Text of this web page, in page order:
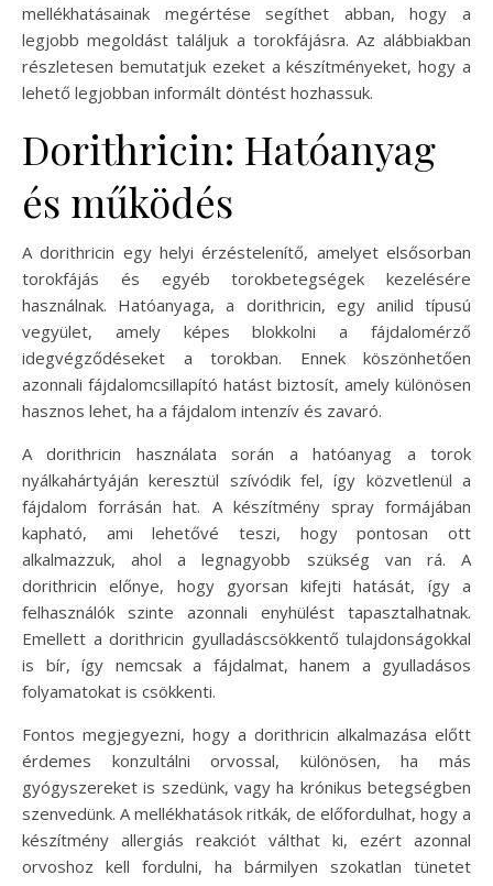
mellékhatásainak megértése segíthet abban, hogy a
legjobb megoldást találjuk a torokfájásra. Az alábbiakban
részletesen bemutatjuk ezeket a készítményeket, hogy a
lehető legjobban informált döntést hozhassuk.
Dorithricin: Hatóanyag
és működés
A dorithricin egy helyi érzéstelenítő, amelyet elsősorban
torokfájás és egyéb torokbetegségek kezelésére
használnak. Hatóanyaga, a dorithricin, egy anilid típusú
vegyület, amely képes blokkolni a fájdalomérző
idegvégződéseket a torokban. Ennek köszönhetően
azonnali fájdalomcsillapító hatást biztosít, amely különösen
hasznos lehet, ha a fájdalom intenzív és zavaró.
A dorithricin használata során a hatóanyag a torok
nyálkahártyáján keresztül szívódik fel, így közvetlenül a
fájdalom forrásán hat. A készítmény spray formájában
kapható, ami lehetővé teszi, hogy pontosan ott
alkalmazzuk, ahol a legnagyobb szükség van rá. A
dorithricin előnye, hogy gyorsan kifejti hatását, így a
felhasználók szinte azonnali enyhülést tapasztalhatnak.
Emellett a dorithricin gyulladáscsökkentő tulajdonságokkal
is bír, így nemcsak a fájdalmat, hanem a gyulladásos
folyamatokat is csökkenti.
Fontos megjegyezni, hogy a dorithricin alkalmazása előtt
érdemes konzultálni orvossal, különösen, ha más
gyógyszereket is szedünk, vagy ha krónikus betegségben
szenvedünk. A mellékhatások ritkák, de előfordulhat, hogy a
készítmény allergiás reakciót válthat ki, ezért azonnal
orvoshoz kell fordulni, ha bármilyen szokatlan tünetet